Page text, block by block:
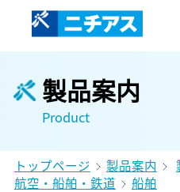
製品案内
Product
トップページ 製品案内
航空・船舶・鉄道
船舶